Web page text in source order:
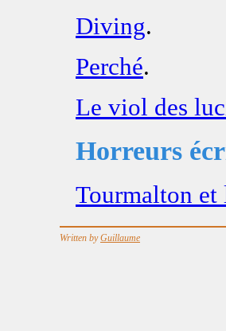
Diving.
Perché.
Le viol des
Horreurs
Tourmalton
Written byGuillaume